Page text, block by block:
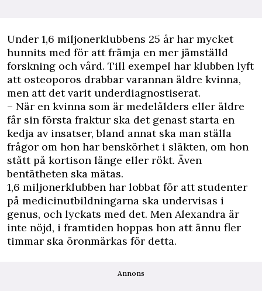
Under 1,6 miljonerklubbens 25 år har mycket
hunnits med för att främja en mer jämställd
forskning och vård. Till exempel har klubben lyft
att osteoporos drabbar varannan äldre kvinna,
men att det varit underdiagnostiserat.
– När en kvinna som är medelålders eller äldre
får sin första fraktur ska det genast starta en
kedja av insatser, bland annat ska man ställa
frågor om hon har benskörhet i släkten, om hon
stått på kortison länge eller rökt. Även
bentätheten ska mätas.
1,6 miljonerklubben har lobbat för att studenter
på medicinutbildningarna ska undervisas i
genus, och lyckats med det. Men Alexandra är
inte nöjd, i framtiden hoppas hon att ännu fler
timmar ska öronmärkas för detta.
Annons